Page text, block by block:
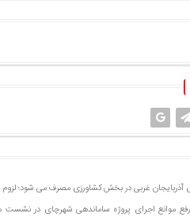
رفع موانع اجرای پروژه ساماندهی شهرچای در